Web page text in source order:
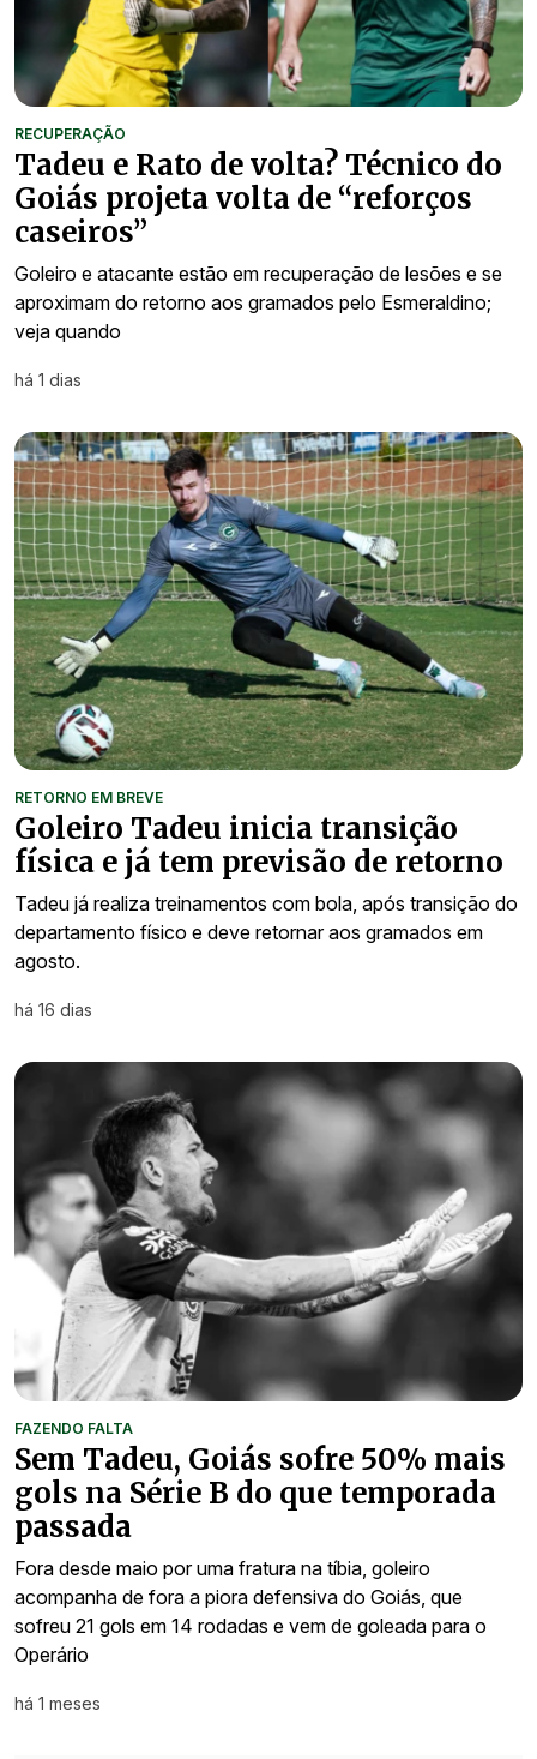
RECUPERAÇÃO
Tadeu e Rato de volta? Técnico do
Goiás projeta volta de “reforços
caseiros”
Goleiro e atacante estão em recuperação de lesões e se
aproximam do retorno aos gramados pelo Esmeraldino;
veja quando
há 1 dias
RETORNO EM BREVE
Goleiro Tadeu inicia transição
física e já tem previsão de retorno
Tadeu já realiza treinamentos com bola, após transição do
departamento físico e deve retornar aos gramados em
agosto.
há 16 dias
FAZENDO FALTA
Sem Tadeu, Goiás sofre 50% mais
gols na Série B do que temporada
passada
Fora desde maio por uma fratura na tíbia, goleiro
acompanha de fora a piora defensiva do Goiás, que
sofreu 21 gols em 14 rodadas e vem de goleada para o
Operário
há 1 meses